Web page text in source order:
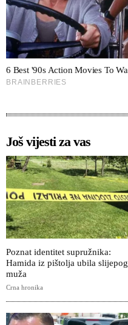
Još vijesti za vas
Poznat identitet supružnika:
Hamida iz pištolja ubila slijepog
muža
Crna hronika